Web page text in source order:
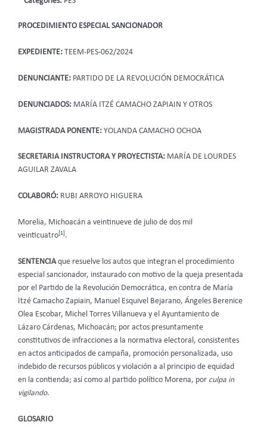
PROCEDIMIENTO ESPECIAL SANCIONADOR
EXPEDIENTE: TEEM-PES-062/2024
DENUNCIANTE: PARTIDO DE LA REVOLUCIÓN DEMOCRÁTICA
DENUNCIADOS: MARÍA ITZÉ CAMACHO ZAPIAIN Y OTROS
MAGISTRADA PONENTE: YOLANDA CAMACHO OCHOA
SECRETARIA INSTRUCTORA Y PROYECTISTA: MARÍA DE LOURDES
AGUILAR ZAVALA
COLABORÓ: RUBI ARROYO HIGUERA
Morelia, Michoacán a veintinueve de julio de dos mil
veinticuatro[1].
SENTENCIAque resuelve los autos que integran el procedimiento
especial sancionador, instaurado con motivo de la queja presentada
por el Partido de la Revolución Democrática, en contra de María
Itzé Camacho Zapiain, Manuel Esquivel Bejarano, Ángeles Berenice
Olea Escobar, Michel Torres Villanueva y el Ayuntamiento de
Lázaro Cárdenas, Michoacán; por actos presuntamente
constitutivos de infracciones a la normativa electoral, consistentes
en actos anticipados de campaña, promoción personalizada, uso
indebido de recursos públicos y violación a al principio de equidad
en la contienda; así como al partido político Morena, por culpa in
vigilando.
GLOSARIO